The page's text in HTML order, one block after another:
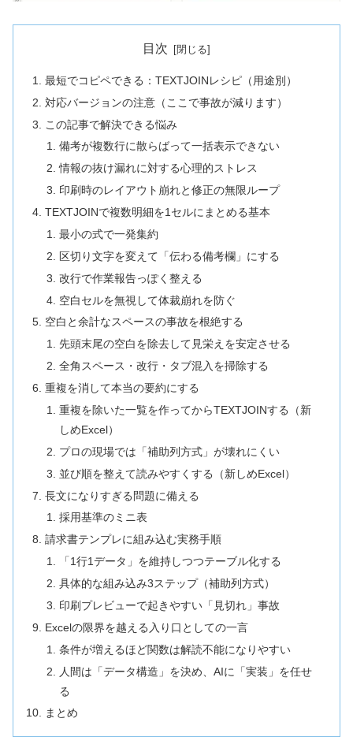
目次
最短でコピペできる：TEXTJOINレシピ（用途別）
対応バージョンの注意（ここで事故が減ります）
この記事で解決できる悩み
備考が複数行に散らばって一括表示できない
情報の抜け漏れに対する心理的ストレス
印刷時のレイアウト崩れと修正の無限ループ
TEXTJOINで複数明細を1セルにまとめる基本
最小の式で一発集約
区切り文字を変えて「伝わる備考欄」にする
改行で作業報告っぽく整える
空白セルを無視して体裁崩れを防ぐ
空白と余計なスペースの事故を根絶する
先頭末尾の空白を除去して見栄えを安定させる
全角スペース・改行・タブ混入を掃除する
重複を消して本当の要約にする
重複を除いた一覧を作ってからTEXTJOINする（新
しめExcel）
プロの現場では「補助列方式」が壊れにくい
並び順を整えて読みやすくする（新しめExcel）
長文になりすぎる問題に備える
採用基準のミニ表
請求書テンプレに組み込む実務手順
「1行1データ」を維持しつつテーブル化する
具体的な組み込み3ステップ（補助列方式）
印刷プレビューで起きやすい「見切れ」事故
Excelの限界を越える入り口としての一言
条件が増えるほど関数は解読不能になりやすい
人間は「データ構造」を決め、AIに「実装」を任せ
る
まとめ